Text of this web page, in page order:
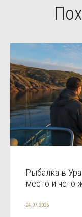
Рыбалка в
место и чего
24.07.2026